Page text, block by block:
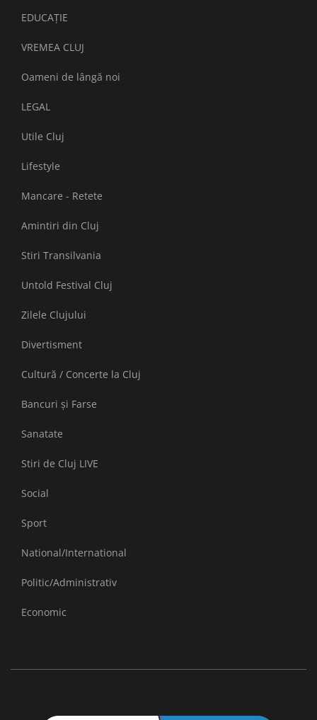
EDUCAȚIE
VREMEA CLUJ
Oameni de lângă noi
LEGAL
Utile Cluj
Lifestyle
Mancare - Retete
Amintiri din Cluj
Stiri Transilvania
Untold Festival Cluj
Zilele Clujului
Divertisment
Cultură / Concerte la Cluj
Bancuri și Farse
Sanatate
Stiri de Cluj LIVE
Social
Sport
National/International
Politic/Administrativ
Economic